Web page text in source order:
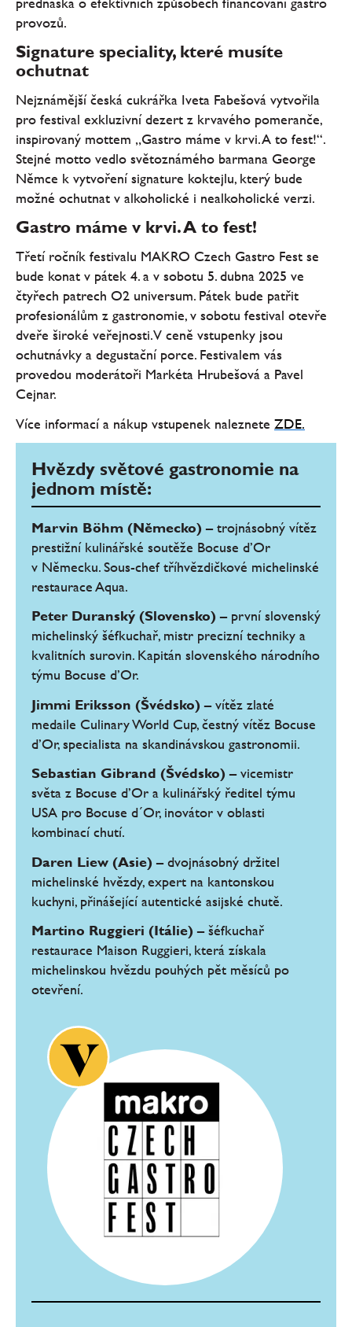
provozů.
Signature speciality, které musíte
ochutnat
Nejznámější česká cukrářka Iveta Fabešová vytvořila
pro festival exkluzivní dezert z krvavého pomeranče,
inspirovaný mottem „Gastro máme v krvi. A to fest!“.
Stejné motto vedlo světoznámého barmana George
Němce k vytvoření signature koktejlu, který bude
možné ochutnat v alkoholické i nealkoholické verzi.
Gastro máme v krvi. A to fest!
Třetí ročník festivalu MAKRO Czech Gastro Fest se
bude konat v pátek 4. a v sobotu 5. dubna 2025 ve
čtyřech patrech O2 universum. Pátek bude patřit
profesionálům z gastronomie, v sobotu festival otevře
dveře široké veřejnosti. V ceně vstupenky jsou
ochutnávky a degustační porce. Festivalem vás
provedou moderátoři Markéta Hrubešová a Pavel
Cejnar.
Více informací a nákup vstupenek naleznete ZDE.
Hvězdy světové gastronomie na
jednom místě:
Marvin Böhm (Německo) – trojnásobný vítěz
prestižní kulinářské soutěže Bocuse d’Or
v Německu. Sous-chef tříhvězdičkové michelinské
restaurace Aqua.
Peter Duranský (Slovensko) – první slovenský
michelinský šéfkuchař, mistr precizní techniky a
kvalitních surovin. Kapitán slovenského národního
týmu Bocuse d’Or.
Jimmi Eriksson (Švédsko) – vítěz zlaté
medaile Culinary World Cup, čestný vítěz Bocuse
d’Or, specialista na skandinávskou gastronomii.
Sebastian Gibrand (Švédsko) – vicemistr
světa z Bocuse d’Or a kulinářský ředitel týmu
USA pro Bocuse d´Or, inovátor v oblasti
kombinací chutí.
Daren Liew (Asie) – dvojnásobný držitel
michelinské hvězdy, expert na kantonskou
kuchyni, přinášející autentické asijské chutě.
Martino Ruggieri (Itálie) – šéfkuchař
restaurace Maison Ruggieri, která získala
michelinskou hvězdu pouhých pět měsíců po
otevření.